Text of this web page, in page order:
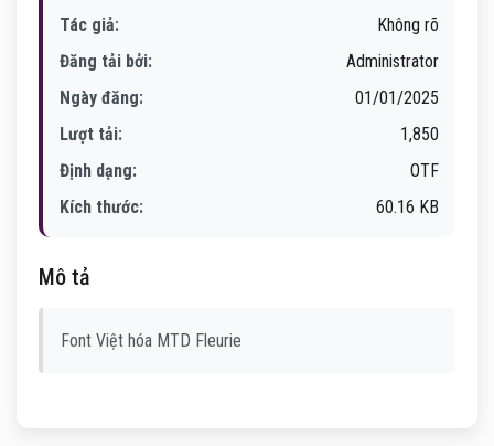
Tác giả:
Không rõ
Đăng tải bởi:
Administrator
Ngày đăng:
01/01/2025
Lượt tải:
1,850
Định dạng:
OTF
Kích thước:
60.16 KB
Mô tả
Font Việt hóa MTD Fleurie